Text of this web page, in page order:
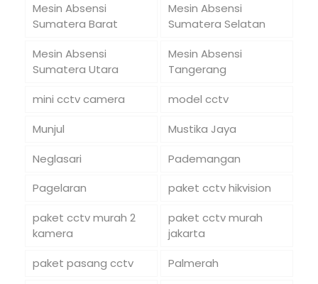
Mesin Absensi
Sumatera Barat
Mesin Absensi
Sumatera Selatan
Mesin Absensi
Sumatera Utara
Mesin Absensi
Tangerang
mini cctv camera
model cctv
Munjul
Mustika Jaya
Neglasari
Pademangan
Pagelaran
paket cctv hikvision
paket cctv murah 2
kamera
paket cctv murah
jakarta
paket pasang cctv
Palmerah